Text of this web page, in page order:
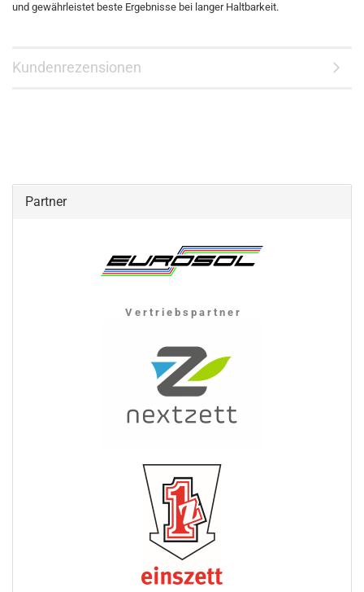
und gewährleistet beste Ergebnisse bei langer Haltbarkeit.
Kundenrezensionen
Partner
V e r t r i e b s p a r t n e r